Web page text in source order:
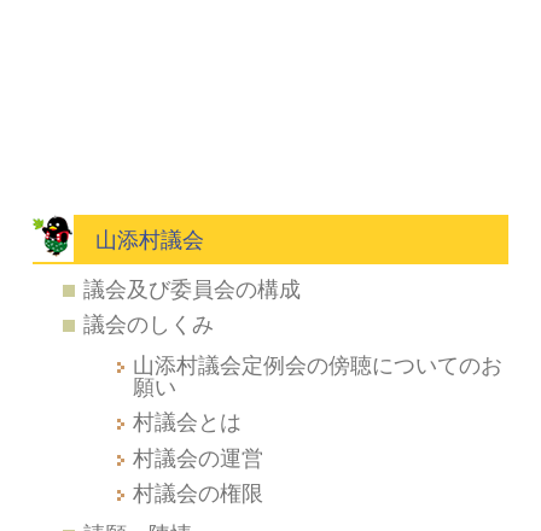
山添村議会
議会及び委員会の構成
議会のしくみ
山添村議会定例会の傍聴についてのお
願い
村議会とは
村議会の運営
村議会の権限